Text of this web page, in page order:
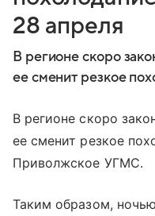
28 апреля
В регионе скоро
ее сменит резкое
В регионе скоро
ее сменит резкое
Приволжское УГМС.
Таким образом,